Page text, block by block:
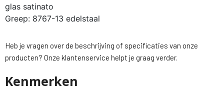
glas satinato
Greep: 8767-13 edelstaal
Heb je vragen over de beschrijving of specificaties van onze
producten? Onze klantenservice helpt je graag verder.
Kenmerken